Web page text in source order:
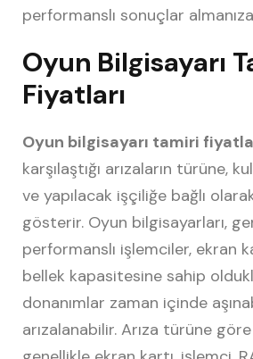
performanslı sonuçlar
Oyun Bilgisayarı
Fiyatları
Oyun bilgisayarı tamiri
karşılaştığı arızaların türüne,
ve yapılacak işçiliğe bağlı
gösterir. Oyun bilgisayarları,
performanslı işlemciler, ekran
bellek kapasitesine sahip
donanımlar zaman içinde
arızalanabilir. Arıza türüne